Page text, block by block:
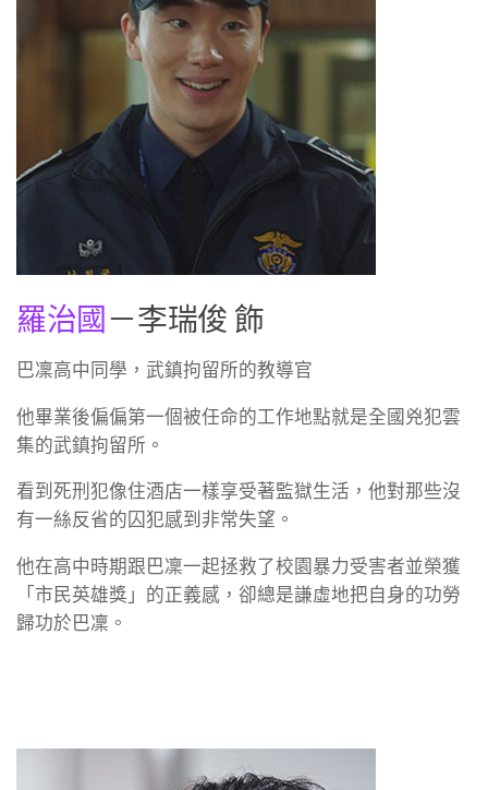
羅治國 －李瑞俊 飾
巴凜高中同學，武鎮拘留所的教導官
他畢業後偏偏第一個被任命的工作地點就是全國兇犯雲
集的武鎮拘留所。
看到死刑犯像住酒店一樣享受著監獄生活，他對那些沒
有一絲反省的囚犯感到非常失望。
他在高中時期跟巴凜一起拯救了校園暴力受害者並榮獲
「市民英雄獎」的正義感，卻總是謙虛地把自身的功勞
歸功於巴凜。